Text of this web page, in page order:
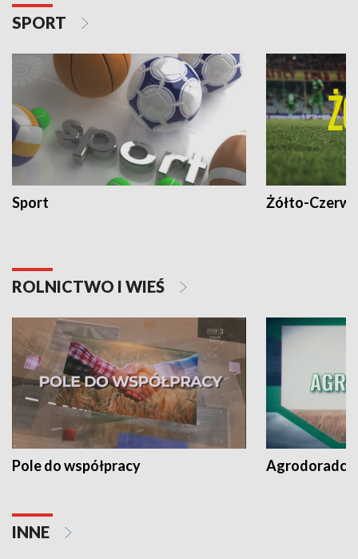
SPORT
Sport Żółto-
ROLNICTWO I WIEŚ
Pole do współpracy Agrodoradcy
INNE